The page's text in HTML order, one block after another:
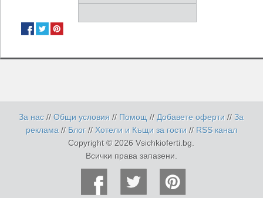
За нас //Общи условия // Помощ // Добавете оферти//За
реклама // Блог // Хотели и Къщи за гости // RSS канал
Copyright © 2026 Vsichkioferti.bg.
Всички права запазени.